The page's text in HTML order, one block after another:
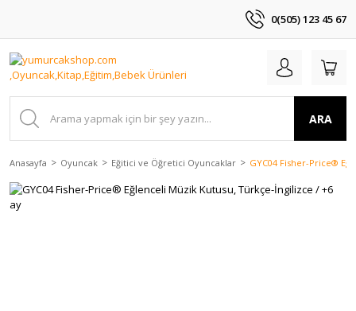
0(505) 123 45 67
ARA
Anasayfa Oyuncak Eğitici ve Öğretici Oyuncaklar GYC04 Fisher-Price®